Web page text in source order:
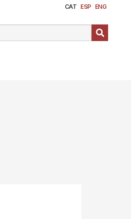
CAT ESP ENG